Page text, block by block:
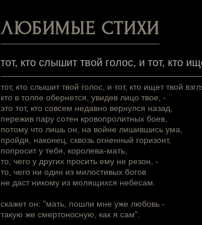
ЛЮБИМЫЕ СТИХИ
тот, кто слышит твой голос, и тот, кто
тот, кто слышит твой голос, и тот, кто ищет твой
кто в толпе обернется, увидев лицо твое, -
это тот, кто совсем недавно вернулся назад,
пережив пару сотен кровопролитных боев,
потому что лишь он, на войне лишившись ума,
пройдя, наконец, сквозь огненный горизонт,
попросит у тебя, королева-мать,
то, чего у других просить ему не резон, -
то, чего ни один из милостивых богов
не даст никому из молящихся небесам.
скажет он: "мать, пошли мне уже любовь -
такую же смертоносную, как я сам".